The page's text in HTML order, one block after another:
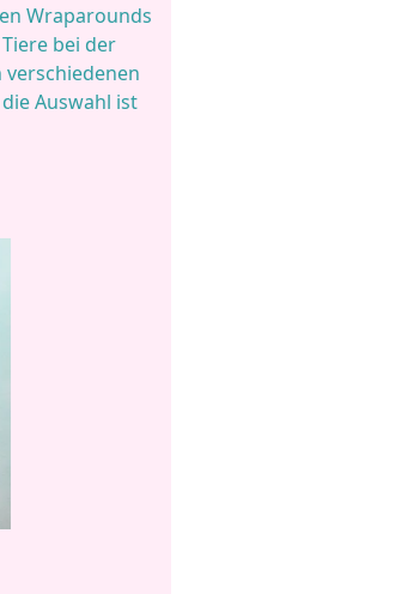
Wraparounds
bei der
Auswahl ist